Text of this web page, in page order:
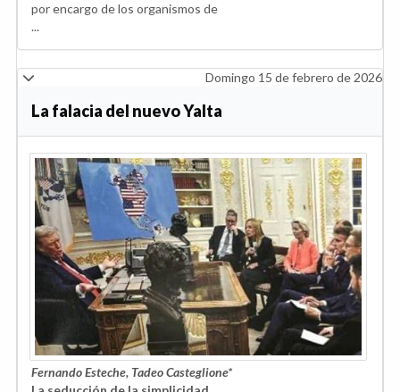
por encargo de los organismos de
...
Domingo 15 de febrero de 2026
La falacia del nuevo Yalta
Fernando Esteche, Tadeo Casteglione*